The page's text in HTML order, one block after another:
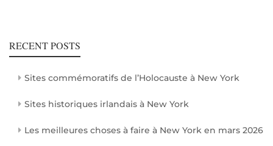
RECENT POSTS
Sites commémoratifs de l’Holocauste à New York
Sites historiques irlandais à New York
Les meilleures choses à faire à New York en mars 2026